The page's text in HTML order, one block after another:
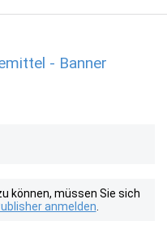
- Banner
können, müssen Sie sich
anmelden